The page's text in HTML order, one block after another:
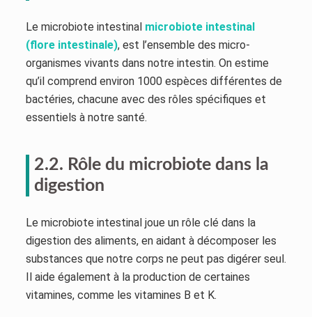
Le microbiote intestinal microbiote intestinal
(flore intestinale), est l’ensemble des micro-
organismes vivants dans notre intestin. On estime
qu’il comprend environ 1000 espèces différentes de
bactéries, chacune avec des rôles spécifiques et
essentiels à notre santé.
2.2. Rôle du microbiote dans la
digestion
Le microbiote intestinal joue un rôle clé dans la
digestion des aliments, en aidant à décomposer les
substances que notre corps ne peut pas digérer seul.
Il aide également à la production de certaines
vitamines, comme les vitamines B et K.